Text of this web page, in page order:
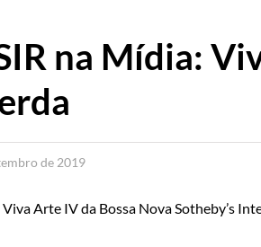
na Mídia:
de 2019
Arte IV da Bossa Nova Sotheby’s